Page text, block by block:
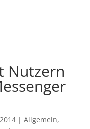
Nutzern
| Allgemein,